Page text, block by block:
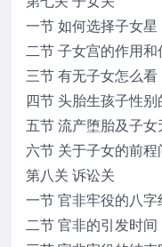
一节 如何选择子女星
二节 子女宫的作用和
三节 有无子女怎么看
四节 头胎生孩子性
五节 流产堕胎及子
六节 关于子女的前程
第八关 诉讼关
一节 官非牢役的八字
二节 官非的引发时间